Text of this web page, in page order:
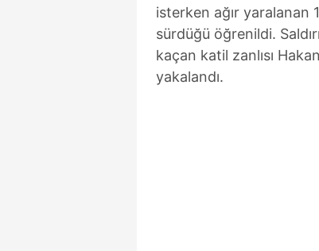
isterken ağır yaralanan
sürdüğü öğrenildi.
kaçan katil zanlısı
yakalandı.